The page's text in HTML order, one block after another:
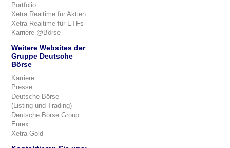
Portfolio
Xetra Realtime für Aktien
Xetra Realtime für ETFs
Karriere @Börse
Weitere Websites der
Gruppe Deutsche
Börse
Karriere
Presse
Deutsche Börse
(Listing und Trading)
Deutsche Börse Group
Eurex
Xetra-Gold